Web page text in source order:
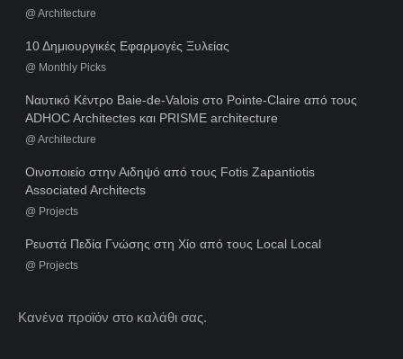
@ Architecture
10 Δημιουργικές Εφαρμογές Ξυλείας
@ Monthly Picks
Ναυτικό Κέντρο Baie-de-Valois στο Pointe-Claire από τους
ADHOC Architectes και PRISME architecture
@ Architecture
Οινοποιείο στην Αιδηψό από τους Fotis Zapantiotis
Associated Architects
@ Projects
Ρευστά Πεδία Γνώσης στη Χίο από τους Local Local
@ Projects
Κανένα προϊόν στο καλάθι σας.